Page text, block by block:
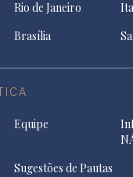
Rio de Janeiro
Brasília
Equipe
Sugestões de Pautas